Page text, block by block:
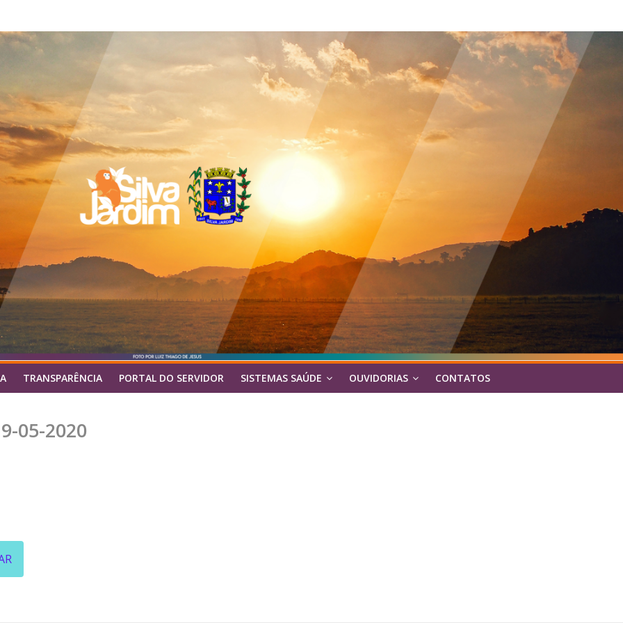
TRANSPARÊNCIA PORTAL DO SERVIDOR SISTEMAS SAÚDE OUVIDORIAS CONTATOS
05-2020